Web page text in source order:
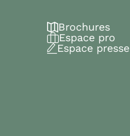
Brochures
Espace pro
Espace presse